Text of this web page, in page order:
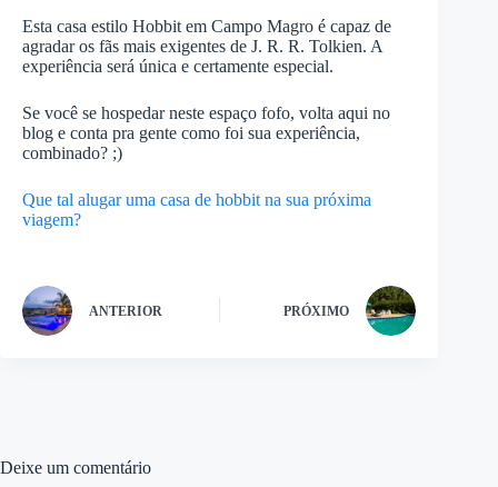
Esta casa estilo Hobbit em Campo Magro é capaz de
agradar os fãs mais exigentes de J. R. R. Tolkien. A
experiência será única e certamente especial.
Se você se hospedar neste espaço fofo, volta aqui no
blog e conta pra gente como foi sua experiência,
combinado? ;)
Que tal alugar uma casa de hobbit na sua próxima
viagem?
ANTERIOR PRÓXIMO
Deixe um comentário